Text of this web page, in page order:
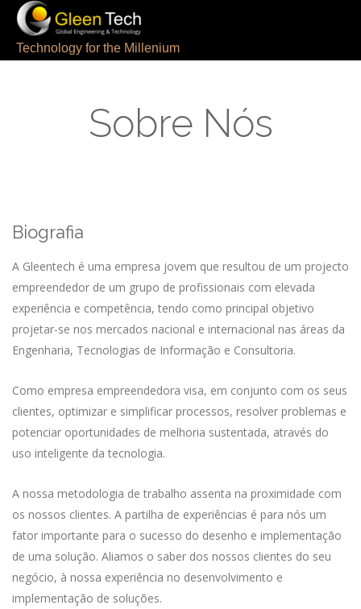
Technology for the Millenium
[rev_slider Gleentech]
Sobre Nós
Biografia
A Gleentech é uma empresa jovem que resultou de um projecto
empreendedor de um grupo de profissionais com elevada
experiência e competência, tendo como principal objetivo
projetar-se nos mercados nacional e internacional nas áreas da
Engenharia, Tecnologias de Informação e Consultoria.
Como empresa empreendedora visa, em conjunto com os seus
clientes, optimizar e simplificar processos, resolver problemas e
potenciar oportunidades de melhoria sustentada, através do
uso inteligente da tecnologia.
A nossa metodologia de trabalho assenta na proximidade com
os nossos clientes. A partilha de experiências é para nós um
fator importante para o sucesso do desenho e implementação
de uma solução. Aliamos o saber dos nossos clientes do seu
negócio, à nossa experiência no desenvolvimento e
implementação de soluções.